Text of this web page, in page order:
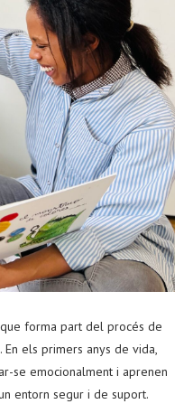
forma part del procés de
els primers anys de vida,
se emocionalment i aprenen
entorn segur i de suport.